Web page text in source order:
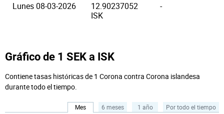
Lunes 08-03-2026
12.90237052
ISK
-
Gráfico de 1 SEK a ISK
Contiene tasas históricas de 1 Corona contra Corona islandesa
durante todo el tiempo.
Mes 6 meses 1 año Por todo el tiempo